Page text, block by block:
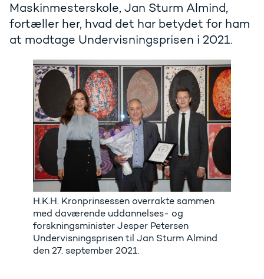
Maskinmesterskole, Jan Sturm Almind,
fortæller her, hvad det har betydet for ham
at modtage Undervisningsprisen i 2021.
H.K.H. Kronprinsessen overrakte sammen
med daværende uddannelses- og
forskningsminister Jesper Petersen
Undervisningsprisen til Jan Sturm Almind
den 27. september 2021.